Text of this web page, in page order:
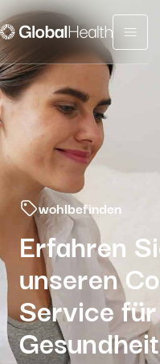
Menu
wohlbefinden
Erfahren
unseren
Service
Gesundheit